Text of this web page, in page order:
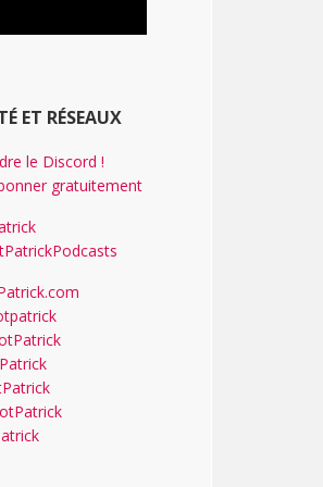
ET RÉSEAUX
le Discord !
gratuitement